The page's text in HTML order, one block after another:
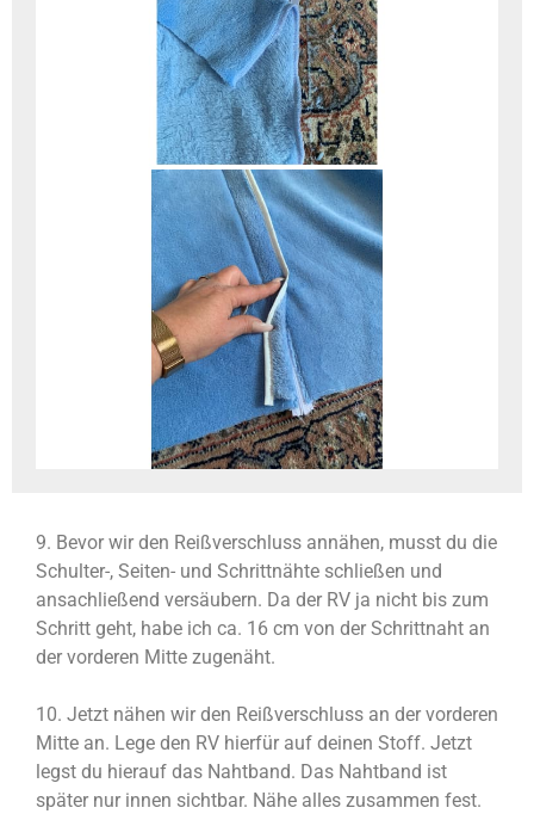
9. Bevor wir den Reißverschluss annähen, musst du die
Schulter-, Seiten- und Schrittnähte schließen und
ansachließend versäubern. Da der RV ja nicht bis zum
Schritt geht, habe ich ca. 16 cm von der Schrittnaht an
der vorderen Mitte zugenäht.
10. Jetzt nähen wir den Reißverschluss an der vorderen
Mitte an. Lege den RV hierfür auf deinen Stoff. Jetzt
legst du hierauf das Nahtband. Das Nahtband ist
später nur innen sichtbar. Nähe alles zusammen fest.